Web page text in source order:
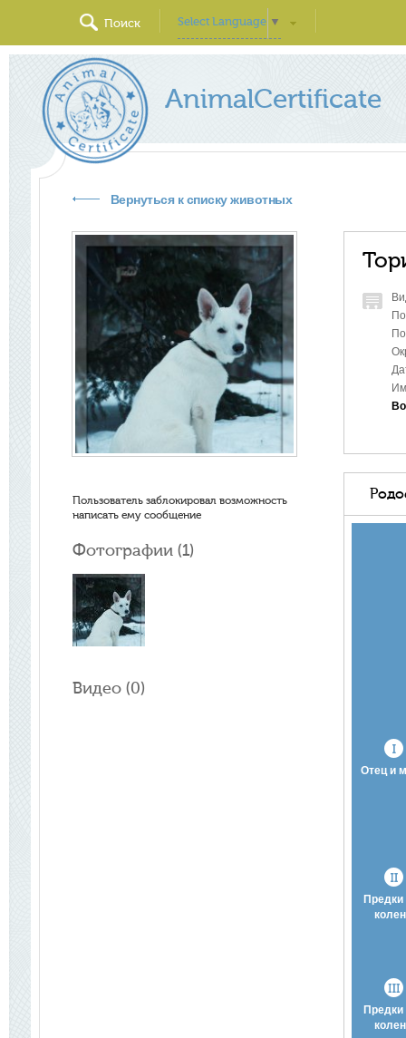
Поиск Select Language ▼
AnimalCertificate
Вернуться к списку животных
Пользователь заблокировал возможность
написать ему сообщение
Фотографии (1)
Видео (0)
Отец и
Предки
Предки